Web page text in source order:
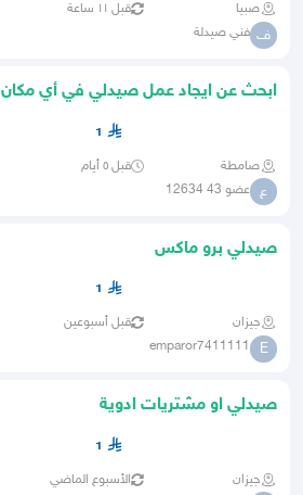
صبيا
قبل ١١ ساعة
ف فني صيدلة
ابحث عن ايجاد عمل صيدلي في أي مكان
داخل المملكة ولدي خبرة سن
1
صامطة قبل ٥ أيام
ع عضو 43 12634
صيدلي برو ماكس
1
جيزان قبل أسبوعين
E
emparor7411111
صيدلي او مشتريات ادوية
1
جيزان الأسبوع الماضي